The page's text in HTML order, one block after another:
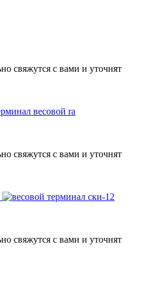
свяжутся с вами и уточнят
свяжутся с вами и уточнят
свяжутся с вами и уточнят